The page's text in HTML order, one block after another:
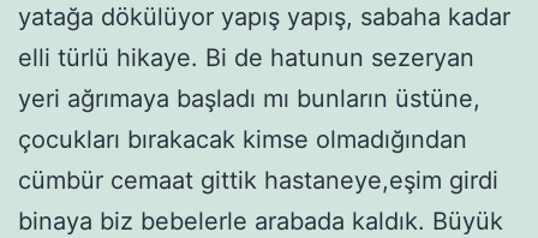
yatağa dökülüyor yapış yapış, sabaha kadar
elli türlü hikaye. Bi de hatunun sezeryan
yeri ağrımaya başladı mı bunların üstüne,
çocukları bırakacak kimse olmadığından
cümbür cemaat gittik hastaneye,eşim girdi
binaya biz bebelerle arabada kaldık. Büyük